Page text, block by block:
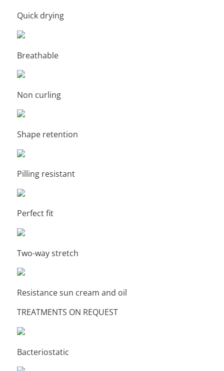
Quick drying
Breathable
Non curling
Shape retention
Pilling resistant
Perfect fit
Two-way stretch
Resistance sun cream and oil
TREATMENTS ON REQUEST
Bacteriostatic